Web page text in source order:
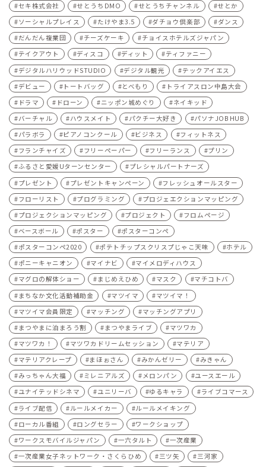
セキ株式会社 せとうちDMO せとうちチャンネル
せとか
ソーシャルプレイス
たけやま3.5 ダチョウ倶楽部
ダンス
だんだん複業団
チーズケーキ
チョイスホテルズジャパン
テイクアウト
ディスコ ディット
ティファニー
デジタルハリウッドSTUDIO
デジタル観光
テックアイエス
デビュー
トートバッグ とべもり
トライアスロン中島大会
ドラマ
ドローン ニッポン城めぐり
ネイキッド
バーチャル
ハウスメイト パクチー大好き
パソナJOB HUB
パラボラ
ピアノコンクール ビジネス
フィットネス
フランチャイズ
フリーペーパー フリーランス
プリン
ふるさと愛媛Uターンセンター
プレシャルパートナーズ
プレゼント
プレゼントキャンペーン
フレッシュオールスター
フローリスト
プログラミング
プロジェエクションマッピング
プロジェクションマッピング
プロジェクト
フロムページ
ベースボール
ポスター
ポスターコンペ
ポスターコンペ2020
ポテトチップスクリスプじゃこ天味
ホテル
ポニーキャニオン
マイナビ
マイメロディハウス
マグロの解体ショー
まじめえひめ マスク
マチコトバ
まちなか文化活動補助金
マツイマ
マツイマ！
マツイマ会員限定
マッチング
マッチングアプリ
まつやまに泊まろう割
まつやまライブ
マツワカ
マツワカ！
マツワカドリームセッション
マテリア
マテリアクレープ
まほぉさん みかんゼリー
みきゃん
みっちゃん大福
ミレニアルズ メロンパン
ユースエール
ユナイテッドシネマ
ユニリーバ ゆるキャラ
ライブコマース
ライブ配信
ルールメイカー
ルールメイキング
ローカル番組
ロングセラー
ワークショップ
ワークスモバイルジャパン
一六タルト
一次産業
一次産業女子ネットワーク・さくらひめ
三ツ矢
三河家